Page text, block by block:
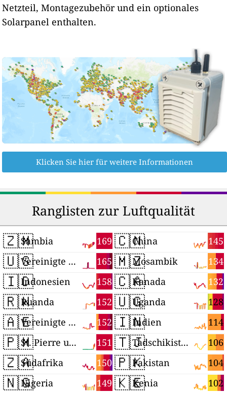
Netzteil, Montagezubehör und ein optionales
Solarpanel enthalten.
Klicken Sie hier für weitere Informationen
Ranglisten zur Luftqualität
🇿🇲 169
Sambia
🇺🇸 165
Vereinigte Staaten
🇮🇩 158
Indonesien
🇷🇼 152
Ruanda
🇦🇪 152
Vereinigte Arabische Emirate
🇵🇲 151
St. Pierre und Miquelon
🇿🇦 150
Südafrika
🇳🇬 149
Nigeria
🇨🇳 145
China
🇲🇿 134
Mosambik
🇨🇦 132
Kanada
🇺🇬 128
Uganda
🇮🇳 114
Indien
🇹🇯 106
Tadschikistan
🇵🇰 104
Pakistan
🇰🇪 102
Kenia